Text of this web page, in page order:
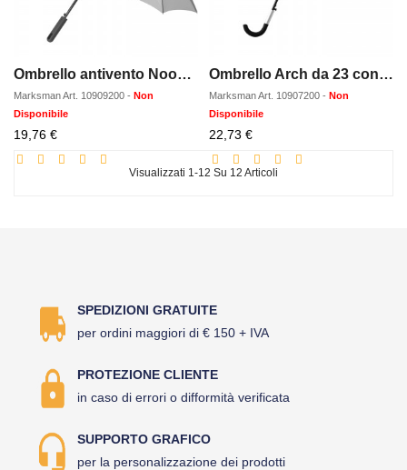
Ombrello antivento Noon da 23 con apertura automatica
MarksmanArt. 10909200 - Non
Disponibile
19,76 €Prezzo
scontato
Ombrello Arch da 23 con apertura automatica
MarksmanArt. 10907200 - Non
Disponibile
22,73 €Prezzo
scontato
Visualizzati 1-12 Su 12 Articoli
SPEDIZIONI GRATUITE
per ordini maggiori di € 150 + IVA
PROTEZIONE CLIENTE
in caso di errori o difformità verificata
SUPPORTO GRAFICO
per la personalizzazione dei prodotti